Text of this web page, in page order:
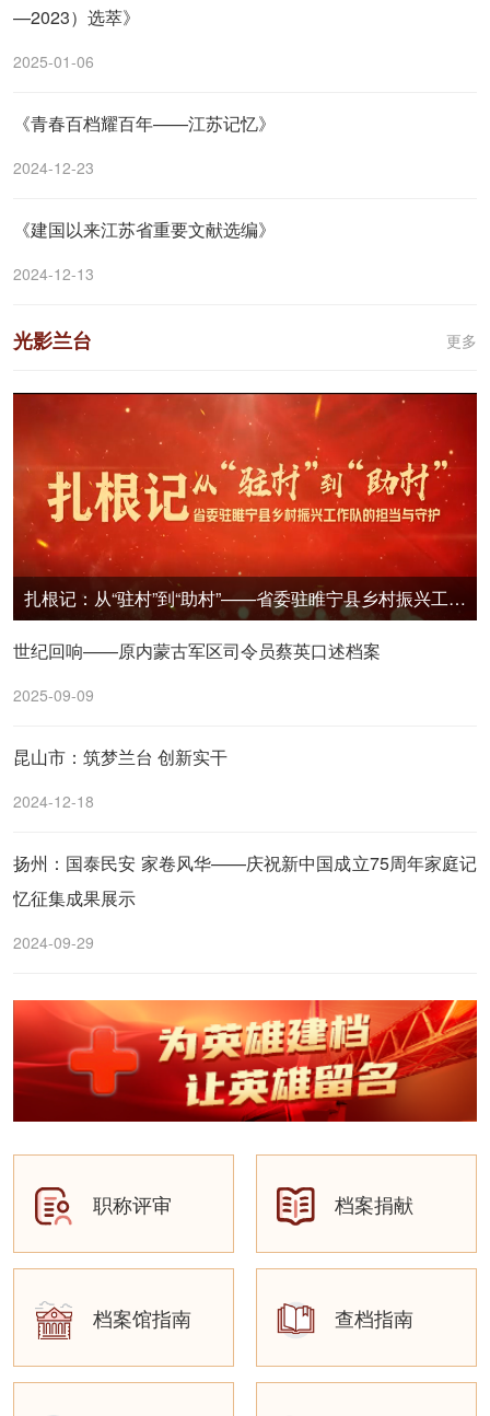
—2023）选萃》
2025-01-06
《青春百档耀百年——江苏记忆》
2024-12-23
《建国以来江苏省重要文献选编》
2024-12-13
光影兰台 更多
扎根记：从“驻村”到“助村”——省委驻睢宁县乡村振兴工作队的担当与守护
世纪回响——原内蒙古军区司令员蔡英口述档案
2025-09-09
昆山市：筑梦兰台 创新实干
2024-12-18
扬州：国泰民安 家卷风华——庆祝新中国成立75周年家庭记
忆征集成果展示
2024-09-29
职称评审 档案捐献
档案馆指南 查档指南